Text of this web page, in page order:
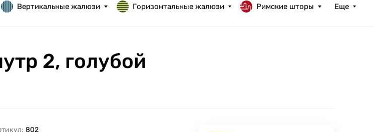
Вертикальные жалюзи Горизонтальные жалюзи Римские шторы Еще
2, голубой
802